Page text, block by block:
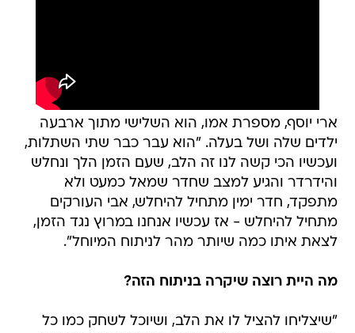
ארי יוסף, מספרת אמו, הוא השלישי מתוך ארבעה
ילדים שלה ושל בעלה. "הוא עבר כבר שתי השתלות,
ועכשיו הכי קשה לנו זה הלב, שעם הזמן הלך ונחלש
והידרדר והגיע למצב שחדר שמאל כמעט ולא
מתפקד, חדר ימין מתחיל להיחלש, אבי העורקים
מתחיל להיחלש - אז עכשיו אנחנו במרוץ נגד הזמן,
לצאת איתו כמה שיותר מהר לניתוח המיוחל".
מה היית רוצה שיקרה בניתוח הזה?
"שיצליחו להציל לו את הלב, ושיוכל לשחק כמו כל